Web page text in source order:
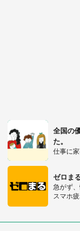
全国の
た。
仕事に
ゼロま
急がず
スマホ